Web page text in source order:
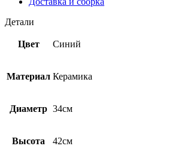
Детали
Цвет Синий
Материал Керамика
Диаметр 34см
Высота 42см